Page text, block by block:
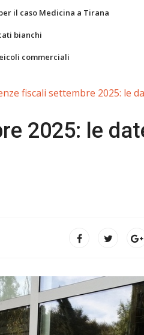
il caso Medicina a Tirana
bianchi
commerciali
fiscali settembre 2025: le
2025: le